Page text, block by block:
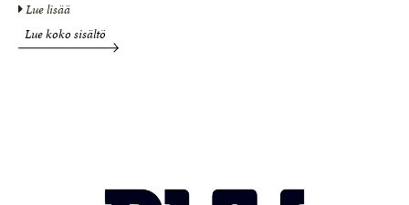
Lue lisää
Lue koko sisältö